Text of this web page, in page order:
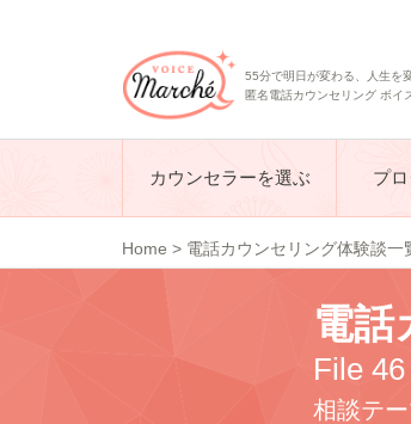
55分で明日が変わる、人生を
匿名電話カウンセリング ボイ
カウンセラーを選ぶ プ
Home > 電話カウンセリング体験談一
電話
File 46
相談テ